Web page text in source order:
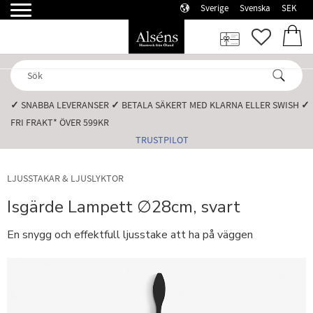
Sverige Svenska SEK
✓ SNABBA LEVERANSER️ ✓ BETALA SÄKERT MED KLARNA ELLER SWISH️ ✓
FRI FRAKT* ÖVER 599KR️
TRUSTPILOT
LJUSSTAKAR & LJUSLYKTOR
Isgärde Lampett ∅28cm, svart
En snygg och effektfull ljusstake att ha på väggen